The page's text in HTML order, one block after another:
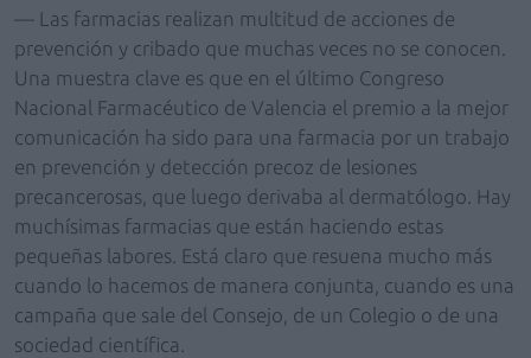
— Las farmacias realizan multitud de acciones de
prevención y cribado que muchas veces no se conocen.
Una muestra clave es que en el último Congreso
Nacional Farmacéutico de Valencia el premio a la mejor
comunicación ha sido para una farmacia por un trabajo
en prevención y detección precoz de lesiones
precancerosas, que luego derivaba al dermatólogo. Hay
muchísimas farmacias que están haciendo estas
pequeñas labores. Está claro que resuena mucho más
cuando lo hacemos de manera conjunta, cuando es una
campaña que sale del Consejo, de un Colegio o de una
sociedad científica.